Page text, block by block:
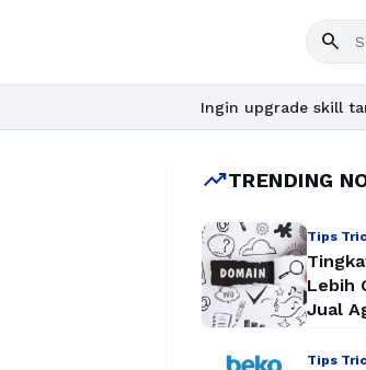
search
Ingin upgrade skill tanpa ribet?
trending_upTRENDING
Tips
Lebih
Jual
Tips